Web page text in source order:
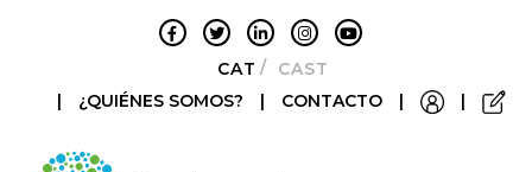
CATALÀCASTELLANO
|
¿QUIÉNES SOMOS? | CONTACTO | |